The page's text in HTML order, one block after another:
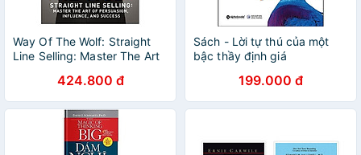
Way Of The Wolf: Straight
Line Selling: Master The Art
And Success424.800 đ
Sách - Lời tự thú của một
bậc thầy định giá
199.000 đ